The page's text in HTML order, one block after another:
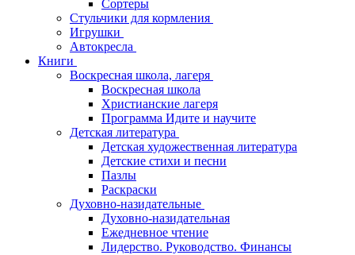
Сортеры
Стульчики для кормления
Игрушки
Автокресла
Книги
Воскресная школа, лагеря
Воскресная школа
Христианские лагеря
Программа Идите и научите
Детская литература
Детская художественная литература
Детские стихи и песни
Пазлы
Раскраски
Духовно-назидательные
Духовно-назидательная
Ежедневное чтение
Лидерство. Руководство. Финансы